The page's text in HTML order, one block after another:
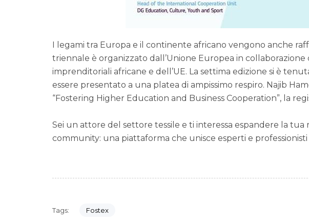
I legami tra Europa e il continente africano vengono anche
triennale è organizzato dall’Unione Europea in collaborazione
imprenditoriali africane e dell’UE. La settima edizione si è
essere presentato a una platea di ampissimo respiro. Najib
“Fostering Higher Education and Business Cooperation”, la
Sei un attore del settore tessile e ti interessa espandere la
community: una piattaforma che unisce esperti e
Tags: Fostex